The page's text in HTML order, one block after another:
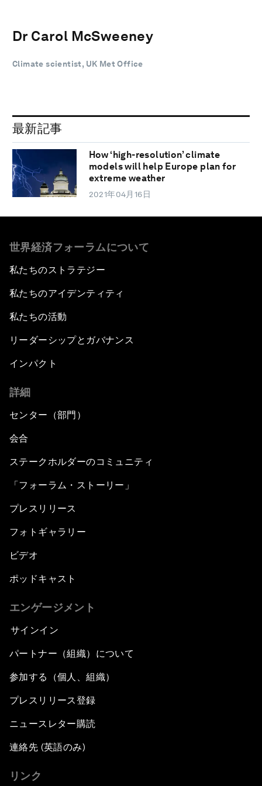
Dr Carol McSweeney
Climate scientist, UK Met Office
最新記事
How ‘high-resolution’ climate
models will help Europe plan for
extreme weather
2021年04月16日
世界経済フォーラムについて
私たちのストラテジー
私たちのアイデンティティ
私たちの活動
リーダーシップとガバナンス
インパクト
詳細
センター（部門）
会合
ステークホルダーのコミュニティ
「フォーラム・ストーリー」
プレスリリース
フォトギャラリー
ビデオ
ポッドキャスト
エンゲージメント
サインイン
パートナー（組織）について
参加する（個人、組織）
プレスリリース登録
ニュースレター購読
連絡先 (英語のみ)
リンク